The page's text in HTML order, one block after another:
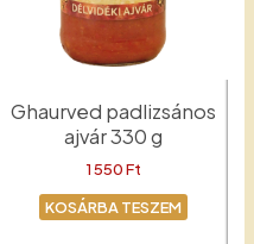
Ghaurved padlizsános
ajvár 330 g
1 550Ft
KOSÁRBA TESZEM